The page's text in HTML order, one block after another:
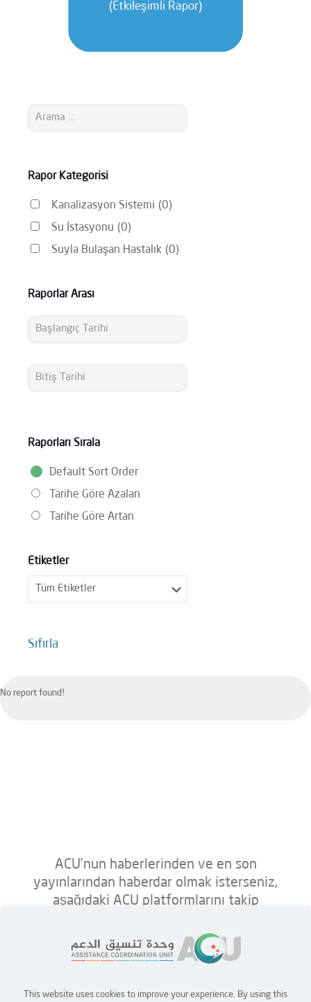
(Etkileşimli Rapor)
Rapor Kategorisi
Kanalizasyon Sistemi (0)
Su İstasyonu (0)
Suyla Bulaşan Hastalık (0)
Raporlar Arası
Raporları Sırala
Default Sort Order
Tarihe Göre Azalan
Tarihe Göre Artan
Etiketler
Sıfırla
No report found!
ACU’nun haberlerinden ve en son
yayınlarından haberdar olmak isterseniz,
aşağıdaki ACU platformlarını takip
This website uses cookies to improve your experience. By using this